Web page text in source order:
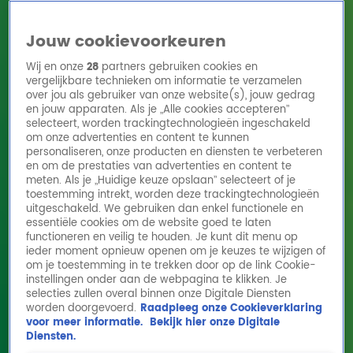
HomeActiesRadioshows DJ'sRadio 10 zendersHitlijsten
Radio luisteren
Volg Radio 10
Zoeken
HomeOnline Radio LuisterenActiesShowsAlle zenders
Esther Vergeer over kansen op
Paralympische Spelen
29 aug 2024, 08:10
Jouw cookievoorkeuren
Wij en onze28 partners gebruiken cookies en
vergelijkbare technieken om informatie te verzamelen
over jou als gebruiker van onze website(s), jouw gedrag
en jouw apparaten. Als je „Alle cookies accepteren”
selecteert, worden trackingtechnologieën ingeschakeld
om onze advertenties en content te kunnen
personaliseren, onze producten en diensten te verbeteren
en om de prestaties van advertenties en content te
meten. Als je „Huidige keuze opslaan” selecteert of je
toestemming intrekt, worden deze trackingtechnologieën
uitgeschakeld. We gebruiken dan enkel functionele en
essentiële cookies om de website goed te laten
functioneren en veilig te houden. Je kunt dit menu op
ieder moment opnieuw openen om je keuzes te wijzigen of
om je toestemming in te trekken door op de link Cookie-
instellingen onder aan de webpagina te klikken. Je
selecties zullen overal binnen onze Digitale Diensten
worden doorgevoerd. Raadpleeg onze Cookieverklaring
voor meer informatie. Bekijk hier onze Digitale
Diensten.